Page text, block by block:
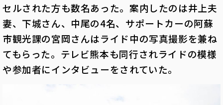
セルされた方も数名あった。案内したのは井上夫
妻、下城さん、中尾の4名、サポートカーの阿蘇
市観光課の宮岡さんはライド中の写真撮影を兼ね
てもらった。テレビ熊本も同行されライドの模様
や参加者にインタビューをされていた。